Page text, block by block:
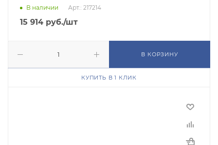
В наличии Арт.: 217214
15 914 руб./шт
В КОРЗИНУ
КУПИТЬ В 1 КЛИК